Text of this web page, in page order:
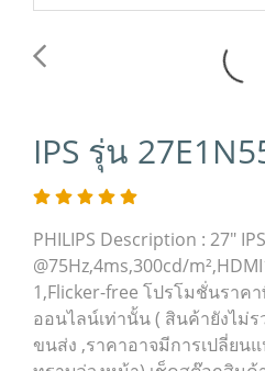
IPS รุ่น
PHILIPS Description : 27"
@75Hz,4ms,300cd/
1,Flicker-free โปรโมชั่นราค
ออนไลน์เท่านั้น ( สินค้ายังไม่
ขนส่ง ,ราคาอาจมีการเปลี่ยน